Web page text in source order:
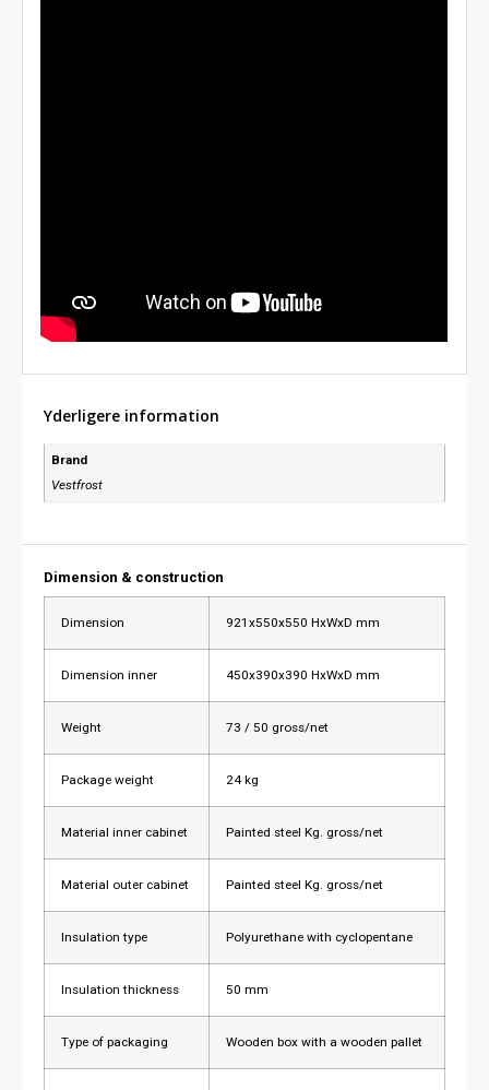
Yderligere information
Brand
Vestfrost
Dimension & construction
Dimension 921x550x550 HxWxD mm
Dimension inner 450x390x390 HxWxD mm
Weight 73 / 50 gross/net
Package weight 24 kg
Material inner cabinet Painted steel Kg. gross/net
Material outer cabinet Painted steel Kg. gross/net
Insulation type Polyurethane with cyclopentane
Insulation thickness 50 mm
Type of packaging Wooden box with a wooden pallet